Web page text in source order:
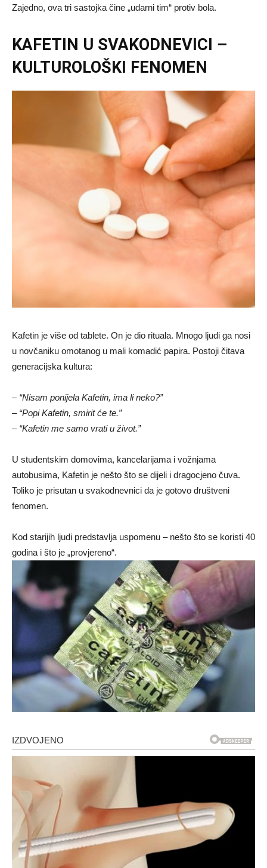
Zajedno, ova tri sastojka čine „udarni tim“ protiv bola.
KAFETIN U SVAKODNEVICI –
KULTUROLOŠKI FENOMEN
Kafetin je više od tablete. On je dio rituala. Mnogo ljudi ga nosi
u novčaniku omotanog u mali komadić papira. Postoji čitava
generacijska kultura:
– “Nisam ponijela Kafetin, ima li neko?”
– “Popi Kafetin, smirit će te.”
– “Kafetin me samo vrati u život.”
U studentskim domovima, kancelarijama i vožnjama
autobusima, Kafetin je nešto što se dijeli i dragocjeno čuva.
Toliko je prisutan u svakodnevnici da je gotovo društveni
fenomen.
Kod starijih ljudi predstavlja uspomenu – nešto što se koristi 40
godina i što je „provjereno“.